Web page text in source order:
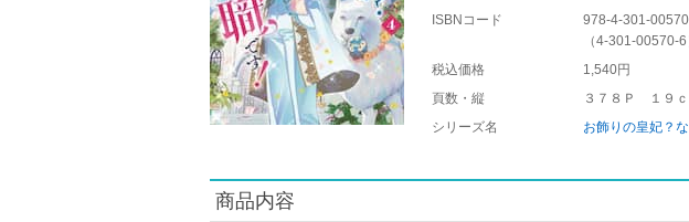
ISBNコード
978-4-301-
（4-301-00570-6
税込価格
1,540円
頁数・縦
３７８Ｐ １９ｃ
シリーズ名
お飾りの皇妃？
商品内容